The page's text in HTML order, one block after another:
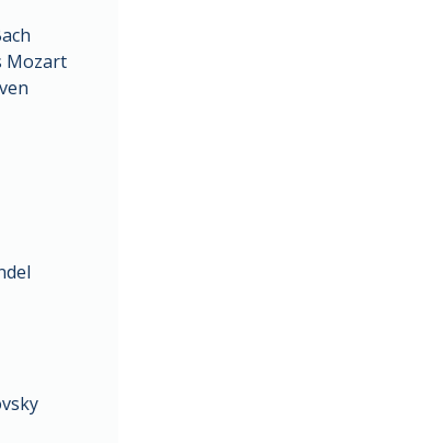
Mozart